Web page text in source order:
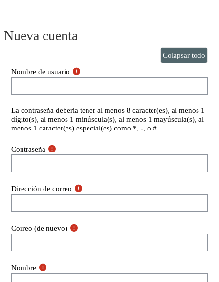
Nueva cuenta
Colapsar todo
Nombre de usuario
La contraseña debería tener al menos 8 caracter(es), al menos 1
dígito(s), al menos 1 minúscula(s), al menos 1 mayúscula(s), al
menos 1 caracter(es) especial(es) como *, -, o #
Contraseña
Dirección de correo
Correo (de nuevo)
Nombre